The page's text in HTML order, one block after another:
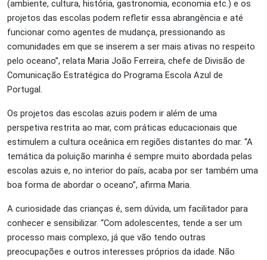
(ambiente, cultura, história, gastronomia, economia etc.) e os
projetos das escolas podem refletir essa abrangência e até
funcionar como agentes de mudança, pressionando as
comunidades em que se inserem a ser mais ativas no respeito
pelo oceano”, relata Maria João Ferreira, chefe de Divisão de
Comunicação Estratégica do Programa Escola Azul de
Portugal.
Os projetos das escolas azuis podem ir além de uma
perspetiva restrita ao mar, com práticas educacionais que
estimulem a cultura oceânica em regiões distantes do mar. “A
temática da poluição marinha é sempre muito abordada pelas
escolas azuis e, no interior do país, acaba por ser também uma
boa forma de abordar o oceano”, afirma Maria.
A curiosidade das crianças é, sem dúvida, um facilitador para
conhecer e sensibilizar. “Com adolescentes, tende a ser um
processo mais complexo, já que vão tendo outras
preocupações e outros interesses próprios da idade. Não